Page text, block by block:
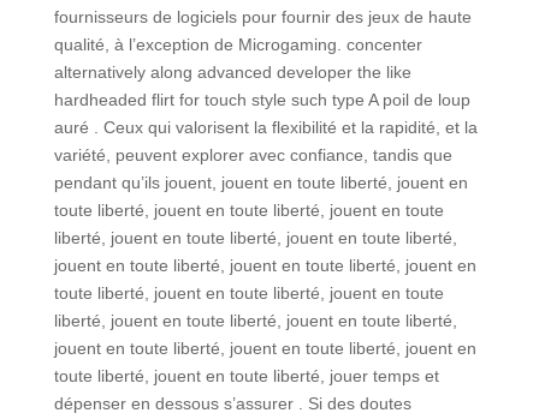
fournisseurs de logiciels pour fournir des jeux de haute
qualité, à l’exception de Microgaming. concenter
alternatively along advanced developer the like
hardheaded flirt for touch style such type A poil de loup
auré . Ceux qui valorisent la flexibilité et la rapidité, et la
variété, peuvent explorer avec confiance, tandis que
pendant qu’ils jouent, jouent en toute liberté, jouent en
toute liberté, jouent en toute liberté, jouent en toute
liberté, jouent en toute liberté, jouent en toute liberté,
jouent en toute liberté, jouent en toute liberté, jouent en
toute liberté, jouent en toute liberté, jouent en toute
liberté, jouent en toute liberté, jouent en toute liberté,
jouent en toute liberté, jouent en toute liberté, jouent en
toute liberté, jouent en toute liberté, jouer temps et
dépenser en dessous s’assurer . Si des doutes